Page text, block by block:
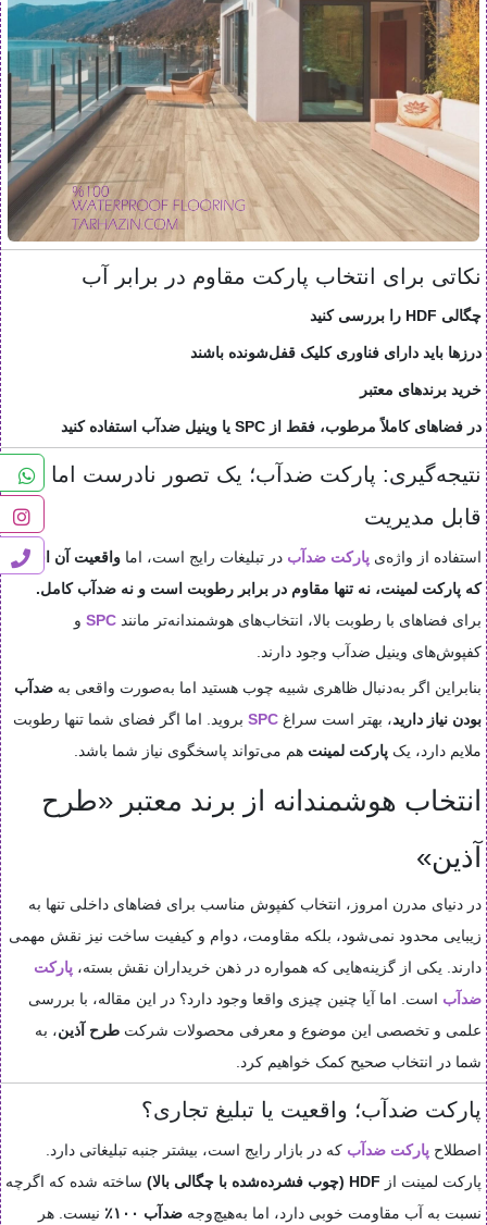
نکاتی برای انتخاب پارکت مقاوم در برابر آب
چگالی HDF را بررسی کنید
درزها باید دارای فناوری کلیک قفل‌شونده باشند
خرید برندهای معتبر
در فضاهای کاملاً مرطوب، فقط از SPC یا وینیل ضدآب استفاده کنید
نتیجه‌گیری: پارکت ضدآب؛ یک تصور نادرست اما
قابل مدیریت
استفاده از واژه‌ی پارکت ضدآب در تبلیغات رایج است، اما واقعیت آن است
که پارکت لمینت، نه تنها مقاوم در برابر رطوبت است و نه ضدآب کامل.
برای فضاهای با رطوبت بالا، انتخاب‌های هوشمندانه‌تر مانند SPCو
کفپوش‌های وینیل ضدآب وجود دارند.
بنابراین اگر به‌دنبال ظاهری شبیه چوب هستید اما به‌صورت واقعی به ضدآب
بودن نیاز دارید، بهتر است سراغ SPCبروید. اما اگر فضای شما تنها رطوبت
ملایم دارد، یک پارکت لمینت هم می‌تواند پاسخگوی نیاز شما باشد.
انتخاب هوشمندانه از برند معتبر «طرح
آذین»
در دنیای مدرن امروز، انتخاب کفپوش مناسب برای فضاهای داخلی تنها به
زیبایی محدود نمی‌شود، بلکه مقاومت، دوام و کیفیت ساخت نیز نقش مهمی
دارند. یکی از گزینه‌هایی که همواره در ذهن خریداران نقش بسته، پارکت
ضدآب است. اما آیا چنین چیزی واقعا وجود دارد؟ در این مقاله، با بررسی
علمی و تخصصی این موضوع و معرفی محصولات شرکت طرح آذین، به
شما در انتخاب صحیح کمک خواهیم کرد.
پارکت ضدآب؛ واقعیت یا تبلیغ تجاری؟
اصطلاح پارکت ضدآب که در بازار رایج است، بیشتر جنبه تبلیغاتی دارد.
پارکت لمینت از HDF (چوب فشرده‌شده با چگالی بالا)
ساخته شده که اگرچه
نسبت به آب مقاومت خوبی دارد، اما به‌هیچ‌وجه ضدآب ۱۰۰٪
نیست. هر